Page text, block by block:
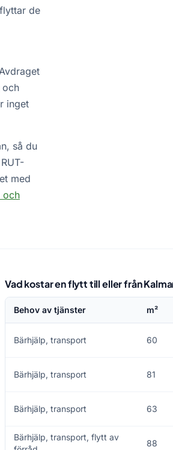
de
och
inget
så du
med
och
Vad kostar en flytt till eller från
Behov av tjänster m²
Bärhjälp, transport 60
Bärhjälp, transport 81
Bärhjälp, transport 63
Bärhjälp, transport, flytt av
88